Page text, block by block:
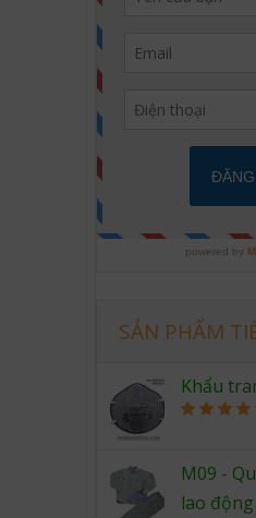
SẢN PHẨM
Khẩu
M09 -
lao